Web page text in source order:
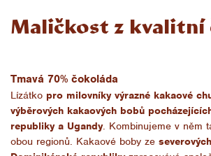
Maličkost z kvalitní
Tmavá 70% čokoláda
Lízátko pro milovníky výrazné kakaové
výběrových kakaových bobů
republiky a Ugandy. Kombinujeme v něm
obou regionů. Kakaové boby ze